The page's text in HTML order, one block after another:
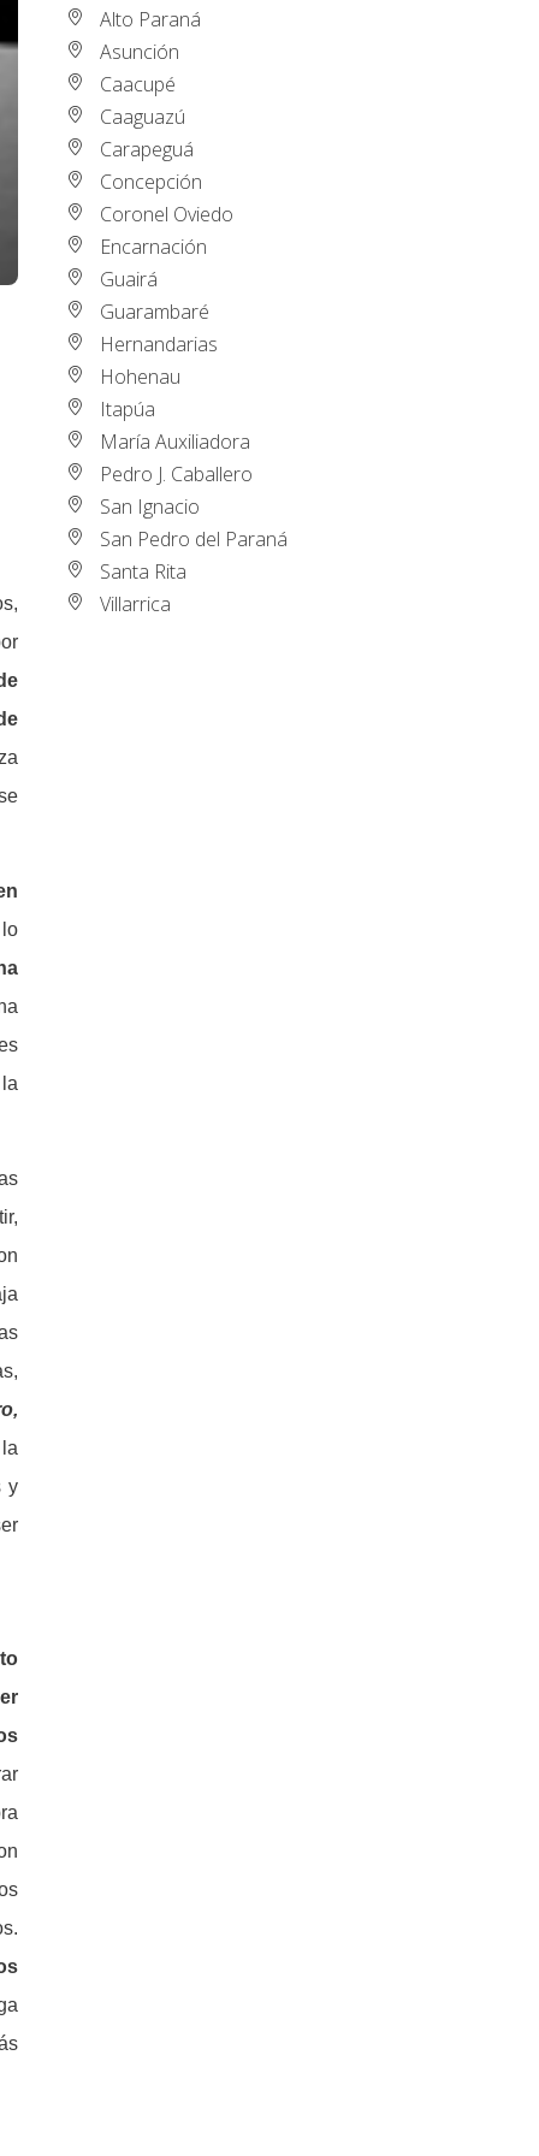
y
Alto Paraná
Asunción
Caacupé
Caaguazú
Carapeguá
Concepción
Coronel Oviedo
Encarnación
Guairá
Guarambaré
Hernandarias
Hohenau
Itapúa
María Auxiliadora
Pedro J. Caballero
San Ignacio
San Pedro del Paraná
Santa Rita
Villarrica